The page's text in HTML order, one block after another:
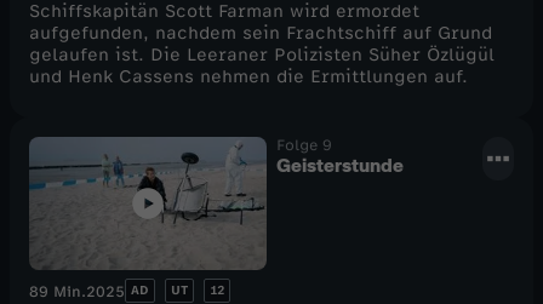
Schiffskapitän Scott Farman wird ermordet
aufgefunden, nachdem sein Frachtschiff auf Grund
gelaufen ist. Die Leeraner Polizisten Süher Özlügül
und Henk Cassens nehmen die Ermittlungen auf.
Folge 9
Geisterstunde
89 Min.2025 AD UT 12